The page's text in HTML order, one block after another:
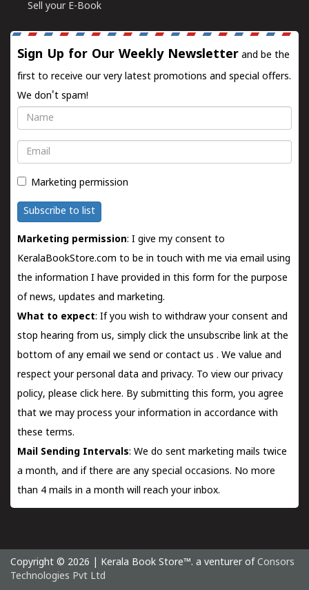
Sell your E-Book
Sign Up for Our Weekly Newsletter and be the
first to receive our very latest promotions and special offers.
We don't spam!
Name
Email
Marketing permission
Subscribe to list
Marketing permission: I give my consent to
KeralaBookStore.com to be in touch with me via email using
the information I have provided in this form for the purpose
of news, updates and marketing.
What to expect: If you wish to withdraw your consent and
stop hearing from us, simply click the unsubscribe link at the
bottom of any email we send orcontact us . We value and
respect your personal data and privacy. To view our privacy
policy, please click here. By submitting this form, you agree
that we may process your information in accordance with
these terms.
Mail Sending Intervals: We do sent marketing mails twice
a month, and if there are any special occasions. No more
than 4 mails in a month will reach your inbox.
Copyright © 2026 | Kerala Book Store™. a venturer of Consors
Technologies Pvt Ltd